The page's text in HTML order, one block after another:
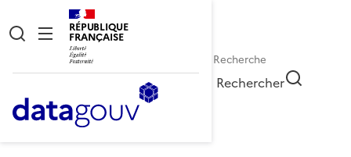
RÉPUBLIQUE
FRANÇAISE
Rechercher